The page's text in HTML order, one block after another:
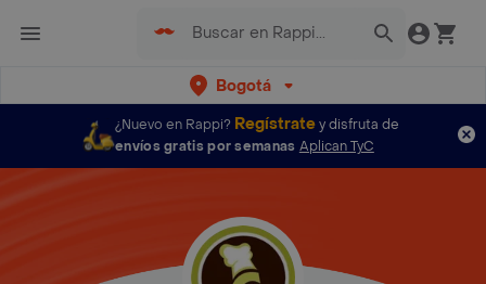
Bogotá
¿Nuevo en Rappi? Regístratey disfruta de
envíos gratis por semanas Aplican TyC